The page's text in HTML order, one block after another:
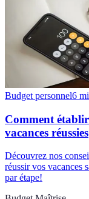
Budget personnel6
Comment
vacances réussies
Découvrez nos
réussir vos vacances
par étape!